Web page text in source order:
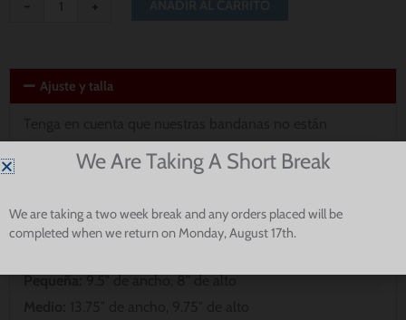
- +
Ajuste y talla
diseñadas para rodear completamente el cuello de su
perro. Por favor, mide para asegurar el mejor ajuste para tu
Pequeña:9.5″ de ancho, 8″ de alto
We Are Taking A Short Break
We are taking a two week break and any orders placed will be
completed when we return on Monday, August 17th.